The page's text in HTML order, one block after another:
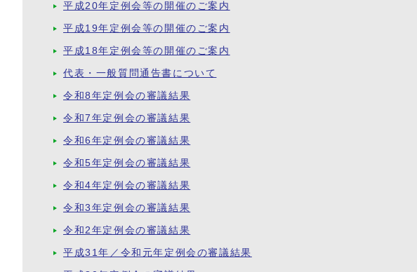
平成20年定例会等の開催のご案内
平成19年定例会等の開催のご案内
平成18年定例会等の開催のご案内
代表・一般質問通告書について
令和8年定例会の審議結果
令和7年定例会の審議結果
令和6年定例会の審議結果
令和5年定例会の審議結果
令和4年定例会の審議結果
令和3年定例会の審議結果
令和2年定例会の審議結果
平成31年／令和元年定例会の審議結果